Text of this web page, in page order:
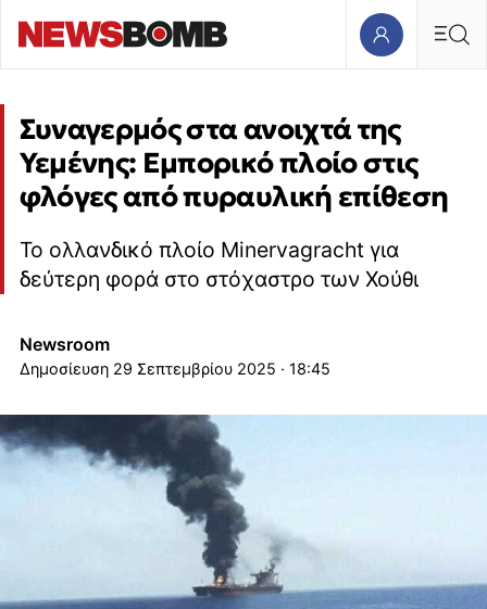
Συναγερμός στα ανοιχτά της
Υεμένης: Εμπορικό πλοίο στις
φλόγες από πυραυλική επίθεση
Το ολλανδικό πλοίο Minervagracht για
δεύτερη φορά στο στόχαστρο των Χούθι
Newsroom
29 Σεπτεμβρίου 2025 · 18:45